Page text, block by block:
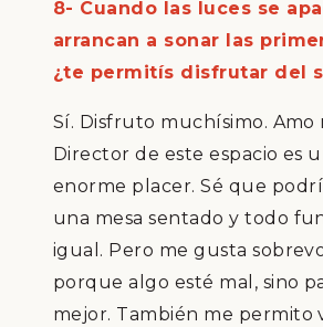
8- Cuando las luces se
arrancan a sonar las
¿te permitís disfrutar del
Sí. Disfruto muchísimo. Amo
Director de este espacio es
enorme placer. Sé que podrí
una mesa sentado y todo
igual. Pero me gusta
porque algo esté mal, sino
mejor. También me permito